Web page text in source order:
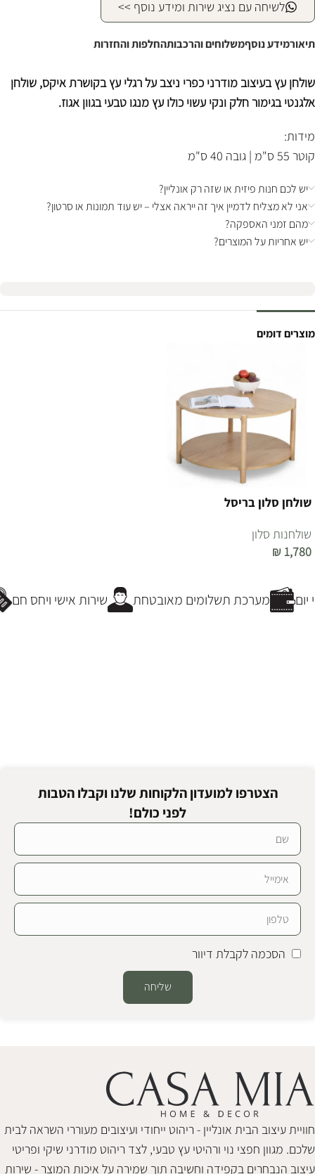
לשיחה עם נציג שירות ומידע נוסף >>
תיאורמידע נוסףמשלוחים והרכבותהחלפות והחזרות
שולחן עץ בעיצוב מודרני כפרי ניצב על רגלי עץ בקושרת איקס, שולחן
אלגנטי בגימור חלק ונקי עשוי כולו עץ מנגו טבעי בגוון אגוז.
מידות:
קוטר 55 ס"מ | גובה 40 ס"מ
יש לכם חנות פיזית או שזה רק אונליין?
אני לא מצליח לדמיין איך זה ייראה אצלי – יש עוד תמונות או סרטון?
מהם זמני האספקה?
יש אחריות על המוצרים?
מוצרים דומים
שולחן סלון בריסל
שולחנות סלון
₪ 1,780
שירות אישי ויחס חם מערכת תשלומים מאובטחת
הצטרפו למועדון הלקוחות שלנו וקבלו הטבות
לפני כולם!
הסכמה לקבלת דיוור
שליחה
חוויית עיצוב הבית אונליין - ריהוט ייחודי ועיצובים מעוררי השראה לבית
שלכם. מגוון חפצי נוי ורהיטי עץ טבעי, לצד ריהוט מודרני שיקי ופריטי
עיצוב הנבחרים בקפידה וחשיבה תוך שמירה על איכות המוצר - שירות